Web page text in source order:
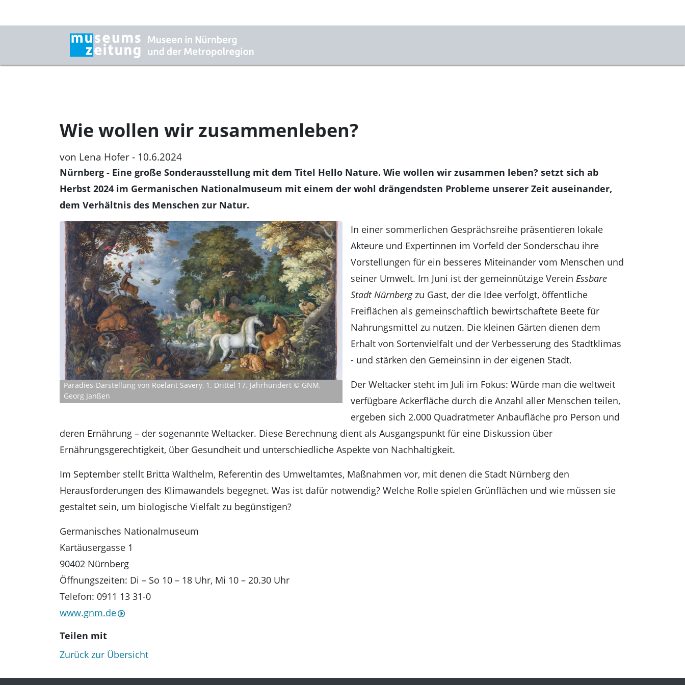
Wie wollen wir zusammenleben?
von Lena Hofer - 10.6.2024
Nürnberg - Eine große Sonderausstellung mit dem Titel Hello Nature. Wie wollen wir zusammen leben? setzt sich ab
Herbst 2024 im Germanischen Nationalmuseum mit einem der wohl drängendsten Probleme unserer Zeit auseinander,
dem Verhältnis des Menschen zur Natur.
Paradies-Darstellung von Roelant Savery, 1. Drittel 17. Jahrhundert © GNM,
Georg Janßen
In einer sommerlichen Gesprächsreihe präsentieren lokale
Akteure und Expertinnen im Vorfeld der Sonderschau ihre
Vorstellungen für ein besseres Miteinander vom Menschen und
seiner Umwelt. Im Juni ist der gemeinnützige Verein Essbare
Stadt Nürnbergzu Gast, der die Idee verfolgt, öffentliche
Freiflächen als gemeinschaftlich bewirtschaftete Beete für
Nahrungsmittel zu nutzen. Die kleinen Gärten dienen dem
Erhalt von Sortenvielfalt und der Verbesserung des Stadtklimas
- und stärken den Gemeinsinn in der eigenen Stadt.
Der Weltacker steht im Juli im Fokus: Würde man die weltweit
verfügbare Ackerfläche durch die Anzahl aller Menschen teilen,
ergeben sich 2.000 Quadratmeter Anbaufläche pro Person und
deren Ernährung – der sogenannte Weltacker. Diese Berechnung dient als Ausgangspunkt für eine Diskussion über
Ernährungsgerechtigkeit, über Gesundheit und unterschiedliche Aspekte von Nachhaltigkeit.
Im September stellt Britta Walthelm, Referentin des Umweltamtes, Maßnahmen vor, mit denen die Stadt Nürnberg den
Herausforderungen des Klimawandels begegnet. Was ist dafür notwendig? Welche Rolle spielen Grünflächen und wie müssen sie
gestaltet sein, um biologische Vielfalt zu begünstigen?
Germanisches Nationalmuseum
Kartäusergasse 1
90402 Nürnberg
Öffnungszeiten: Di – So 10 – 18 Uhr, Mi 10 – 20.30 Uhr
Telefon: 0911 13 31-0
www.gnm.de
Teilen mit
Zurück zur Übersicht